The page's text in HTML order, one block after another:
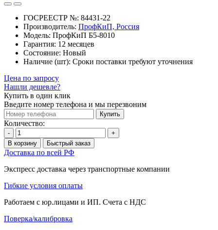
ГОСРЕЕСТР №: 84431-22
Производитель: ПрофКиП, Россия
Модель: ПрофКиП Б5-8010
Гарантия: 12 месяцев
Состояние: Новый
Наличие (шт): Сроки поставки требуют уточнения
Цена по запросу
Нашли дешевле?
Купить в один клик
Введите номер телефона и мы перезвоним
Купить
Количество:
-
+
В корзину
Быстрый заказ
Доставка по всей РФ
Экспресс доставка через транспортные компании
Гибкие условия оплаты
Работаем с юр.лицами и ИП. Счета с НДС
Поверка/калибровка